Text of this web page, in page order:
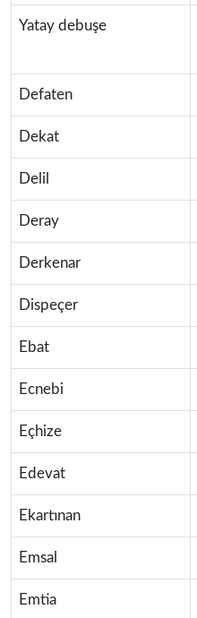
Yatay debuşe
Defaten
Dekat
Delil
Deray
Derkenar
Dispeçer
Ebat
Ecnebi
Eçhize
Edevat
Ekartınan
Emsal
Emtia